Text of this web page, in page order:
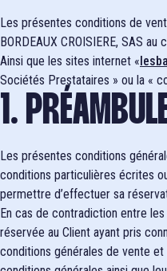
Les présentes conditions de
BORDEAUX CROISIERE, SAS
Ainsi que les sites internet «
Sociétés Prestataires » ou la «
1.
Les présentes conditions
conditions particulières écrites
permettre d’effectuer sa
En cas de contradiction entre
réservée au Client ayant pris
conditions générales de vente